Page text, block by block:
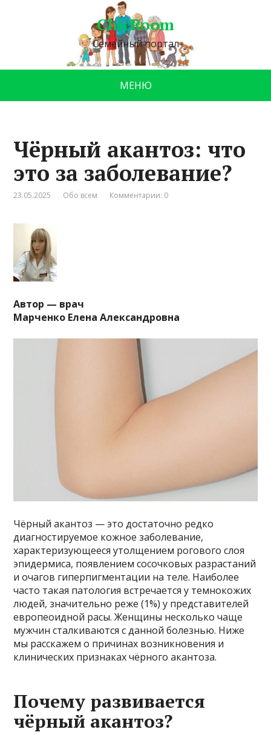
ChicRoom
Семейный портал
МЕНЮ
Чёрный акантоз: что
это за заболевание?
23.05.2025 Обо всем Комментарии: 0
Автор — врач
Марченко Елена Александровна
Чёрный акантоз — это достаточно редко
диагностируемое кожное заболевание,
характеризующееся утолщением рогового слоя
эпидермиса, появлением сосочковых разрастаний
и очагов гиперпигментации на теле. Наиболее
часто такая патология встречается у темнокожих
людей, значительно реже (1%) у представителей
европеоидной расы. Женщины несколько чаще
мужчин сталкиваются с данной болезнью. Ниже
мы расскажем о причинах возникновения и
клинических признаках чёрного акантоза.
Почему развивается
чёрный акантоз?